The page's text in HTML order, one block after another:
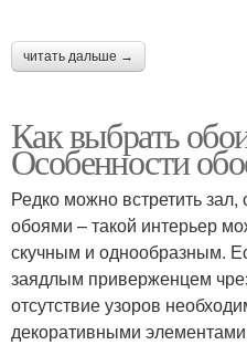
читать дальше →
Как выбрать
Особенности
Редко можно встретить
обоями – такой интерьер
скучным и однообразным.
заядлым приверженцем
отсутствие узоров
декоративными